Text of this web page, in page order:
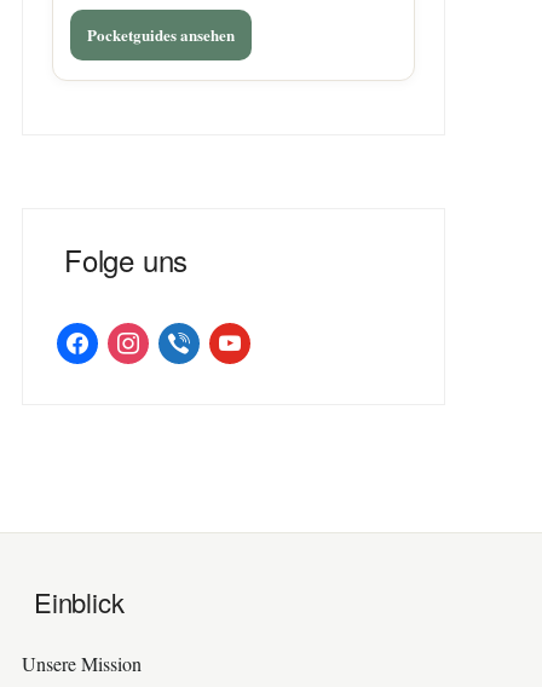
Pocketguides ansehen
Folge uns
facebookinstagramviber youtube
Einblick
Unsere Mission